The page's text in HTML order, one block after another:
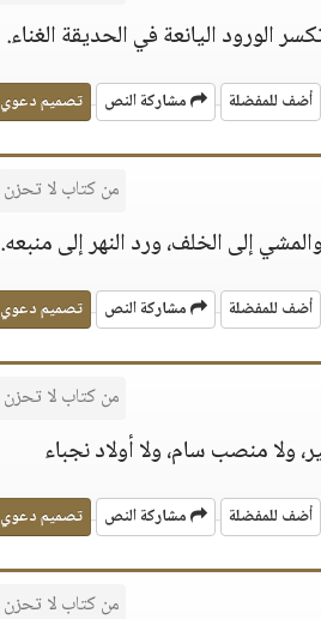
الورود اليانعة في الحديقة الغناء.
أضف للمفضلة مشاركة النص تصميم دعوي
من كتاب لا تحزن
إلى الخلف، ورد النهر إلى منبعه.
أضف للمفضلة مشاركة النص تصميم دعوي
من كتاب لا تحزن
ولا منصب سام، ولا أولاد نجباء
أضف للمفضلة مشاركة النص تصميم دعوي
من كتاب لا تحزن